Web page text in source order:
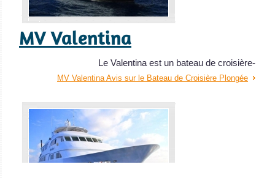
MV Valentina
Le Valentina est un bateau de croisière-
MV Valentina Avis sur le Bateau de Croisière Plongée